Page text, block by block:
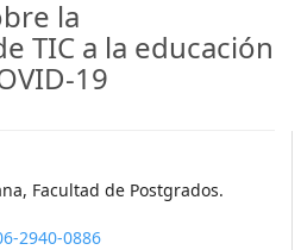
la
TIC a la educación
19
Facultad de Postgrados.
2940-0886